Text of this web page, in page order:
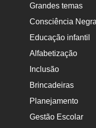
Grandes temas
Consciência Negra
Educação infantil
Alfabetização
Inclusão
Brincadeiras
Planejamento
Gestão Escolar